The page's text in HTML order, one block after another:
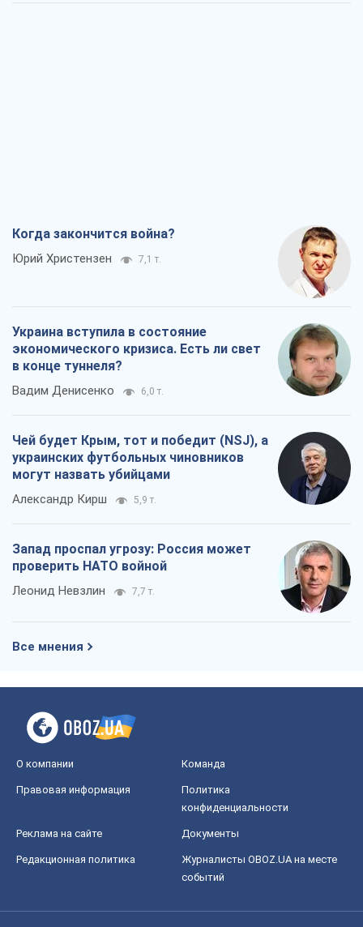
Когда закончится война?
Юрий Христензен 7,1 т.
Украина вступила в состояние
экономического кризиса. Есть ли свет
в конце туннеля?
Вадим Денисенко 6,0 т.
Чей будет Крым, тот и победит (NSJ), а
украинских футбольных чиновников
могут назвать убийцами
Александр Кирш 5,9 т.
Запад проспал угрозу: Россия может
проверить НАТО войной
Леонид Невзлин 7,7 т.
Все мнения
О компании Команда
Правовая информация
Политика
конфиденциальности
Реклама на сайте Документы
Редакционная политика
Журналисты OBOZ.UA на месте
событий